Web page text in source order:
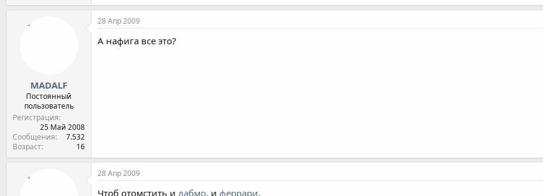
MADALF
Постоянный
пользователь
Регистрация
25 Май 2008
Сообщения
7.532
Возраст
16
28 Апр 2009
А нафига все это?
28 Апр 2009
Чтоб отомстить и лабмо, и феррари.